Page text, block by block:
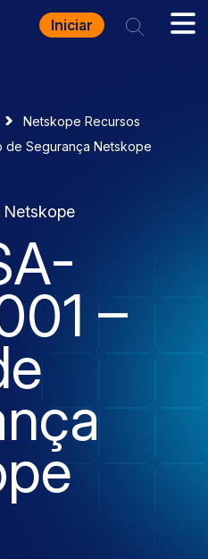
Iniciar
Netskope Recursos
de Segurança Netskope
Netskope
–